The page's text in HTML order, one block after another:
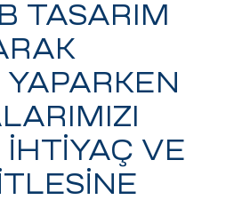
TASARIM
İHTİYAÇ VE